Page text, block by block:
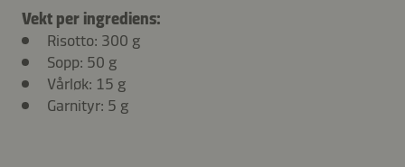
Vekt per ingrediens:
Risotto: 300 g
Sopp: 50 g
Vårløk: 15 g
Garnityr: 5 g